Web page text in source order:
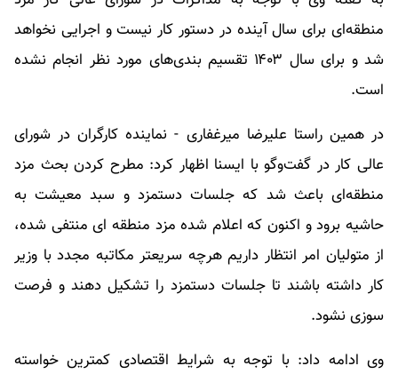
منطقه‌ای برای سال آینده در دستور کار نیست و اجرایی نخواهد
شد و برای سال ۱۴۰۳ تقسیم بندی‌های مورد نظر انجام نشده
است.
در همین راستا علیرضا میرغفاری - نماینده کارگران در شورای
عالی کار در گفت‌وگو با ایسنا اظهار کرد: مطرح کردن بحث مزد
منطقه‌ای باعث شد که جلسات دستمزد و سبد معیشت به
حاشیه برود و اکنون که اعلام شده مزد منطقه ای منتفی شده،
از متولیان امر انتظار داریم هرچه سریعتر مکاتبه مجدد با وزیر
کار داشته باشند تا جلسات دستمزد را تشکیل دهند و فرصت
سوزی نشود.
وی ادامه داد: با توجه به شرایط اقتصادی کمترین خواسته